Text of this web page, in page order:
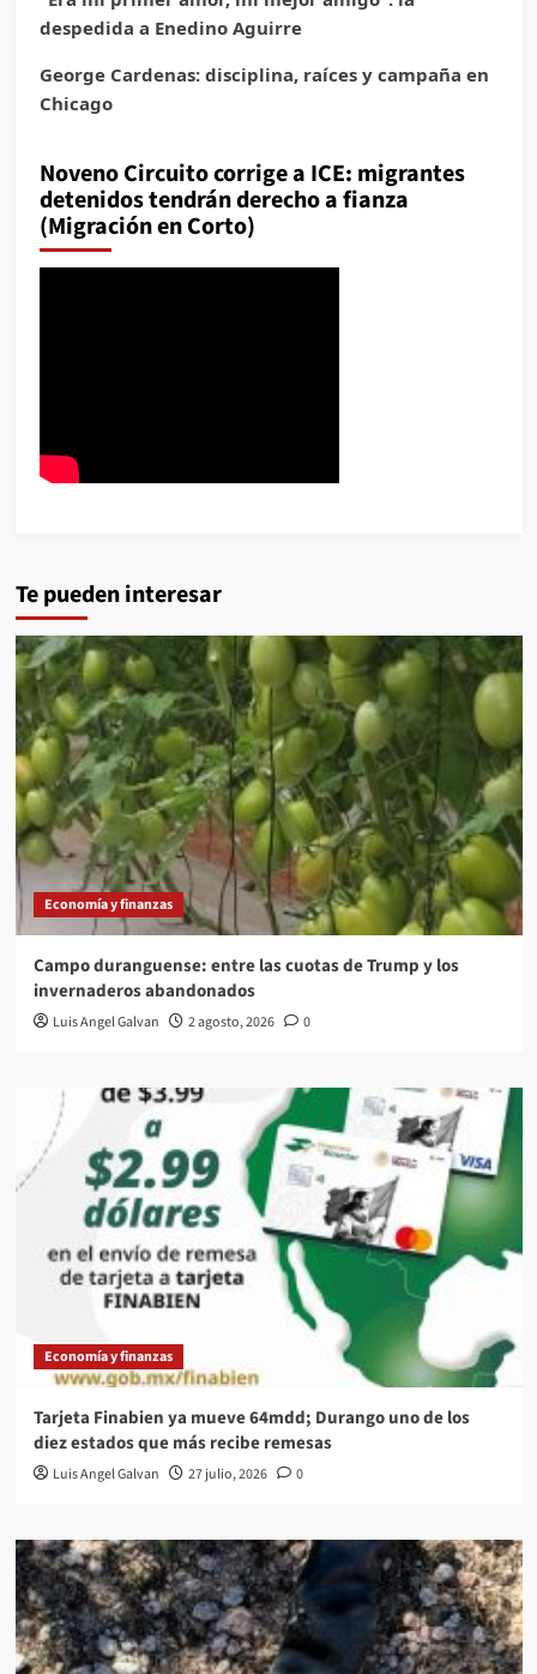
despedida a Enedino Aguirre
George Cardenas: disciplina, raíces y campaña en
Chicago
Noveno Circuito corrige a ICE: migrantes
detenidos tendrán derecho a fianza
(Migración en Corto)
Te pueden interesar
Economía y finanzas
Campo duranguense: entre las cuotas de Trump y los
invernaderos abandonados
Luis Angel Galvan 2 agosto, 2026 0
Economía y finanzas
Tarjeta Finabien ya mueve 64mdd; Durango uno de los
diez estados que más recibe remesas
Luis Angel Galvan 27 julio, 2026 0